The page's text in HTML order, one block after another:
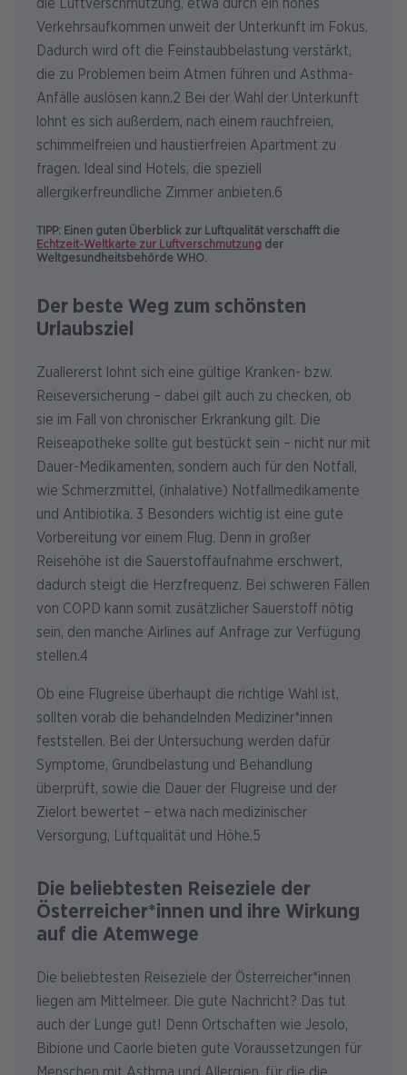
die Luftverschmutzung, etwa durch ein hohes
Verkehrsaufkommen unweit der Unterkunft im Fokus.
Dadurch wird oft die Feinstaubbelastung verstärkt,
die zu Problemen beim Atmen führen und Asthma-
Anfälle auslösen kann.2 Bei der Wahl der Unterkunft
lohnt es sich außerdem, nach einem rauchfreien,
schimmelfreien und haustierfreien Apartment zu
fragen. Ideal sind Hotels, die speziell
allergikerfreundliche Zimmer anbieten.6
TIPP: Einen guten Überblick zur Luftqualität verschafft die
Echtzeit-Weltkarte zur Luftverschmutzung der
Weltgesundheitsbehörde WHO.
Der beste Weg zum schönsten
Urlaubsziel
Zuallererst lohnt sich eine gültige Kranken- bzw.
Reiseversicherung – dabei gilt auch zu checken, ob
sie im Fall von chronischer Erkrankung gilt. Die
Reiseapotheke sollte gut bestückt sein – nicht nur mit
Dauer-Medikamenten, sondern auch für den Notfall,
wie Schmerzmittel, (inhalative) Notfallmedikamente
und Antibiotika. 3 Besonders wichtig ist eine gute
Vorbereitung vor einem Flug. Denn in großer
Reisehöhe ist die Sauerstoffaufnahme erschwert,
dadurch steigt die Herzfrequenz. Bei schweren Fällen
von COPD kann somit zusätzlicher Sauerstoff nötig
sein, den manche Airlines auf Anfrage zur Verfügung
stellen.4
Ob eine Flugreise überhaupt die richtige Wahl ist,
sollten vorab die behandelnden Mediziner*innen
feststellen. Bei der Untersuchung werden dafür
Symptome, Grundbelastung und Behandlung
überprüft, sowie die Dauer der Flugreise und der
Zielort bewertet – etwa nach medizinischer
Versorgung, Luftqualität und Höhe.5
Die beliebtesten Reiseziele der
Österreicher*innen und ihre Wirkung
auf die Atemwege
Die beliebtesten Reiseziele der Österreicher*innen
liegen am Mittelmeer. Die gute Nachricht? Das tut
auch der Lunge gut! Denn Ortschaften wie Jesolo,
Bibione und Caorle bieten gute Voraussetzungen für